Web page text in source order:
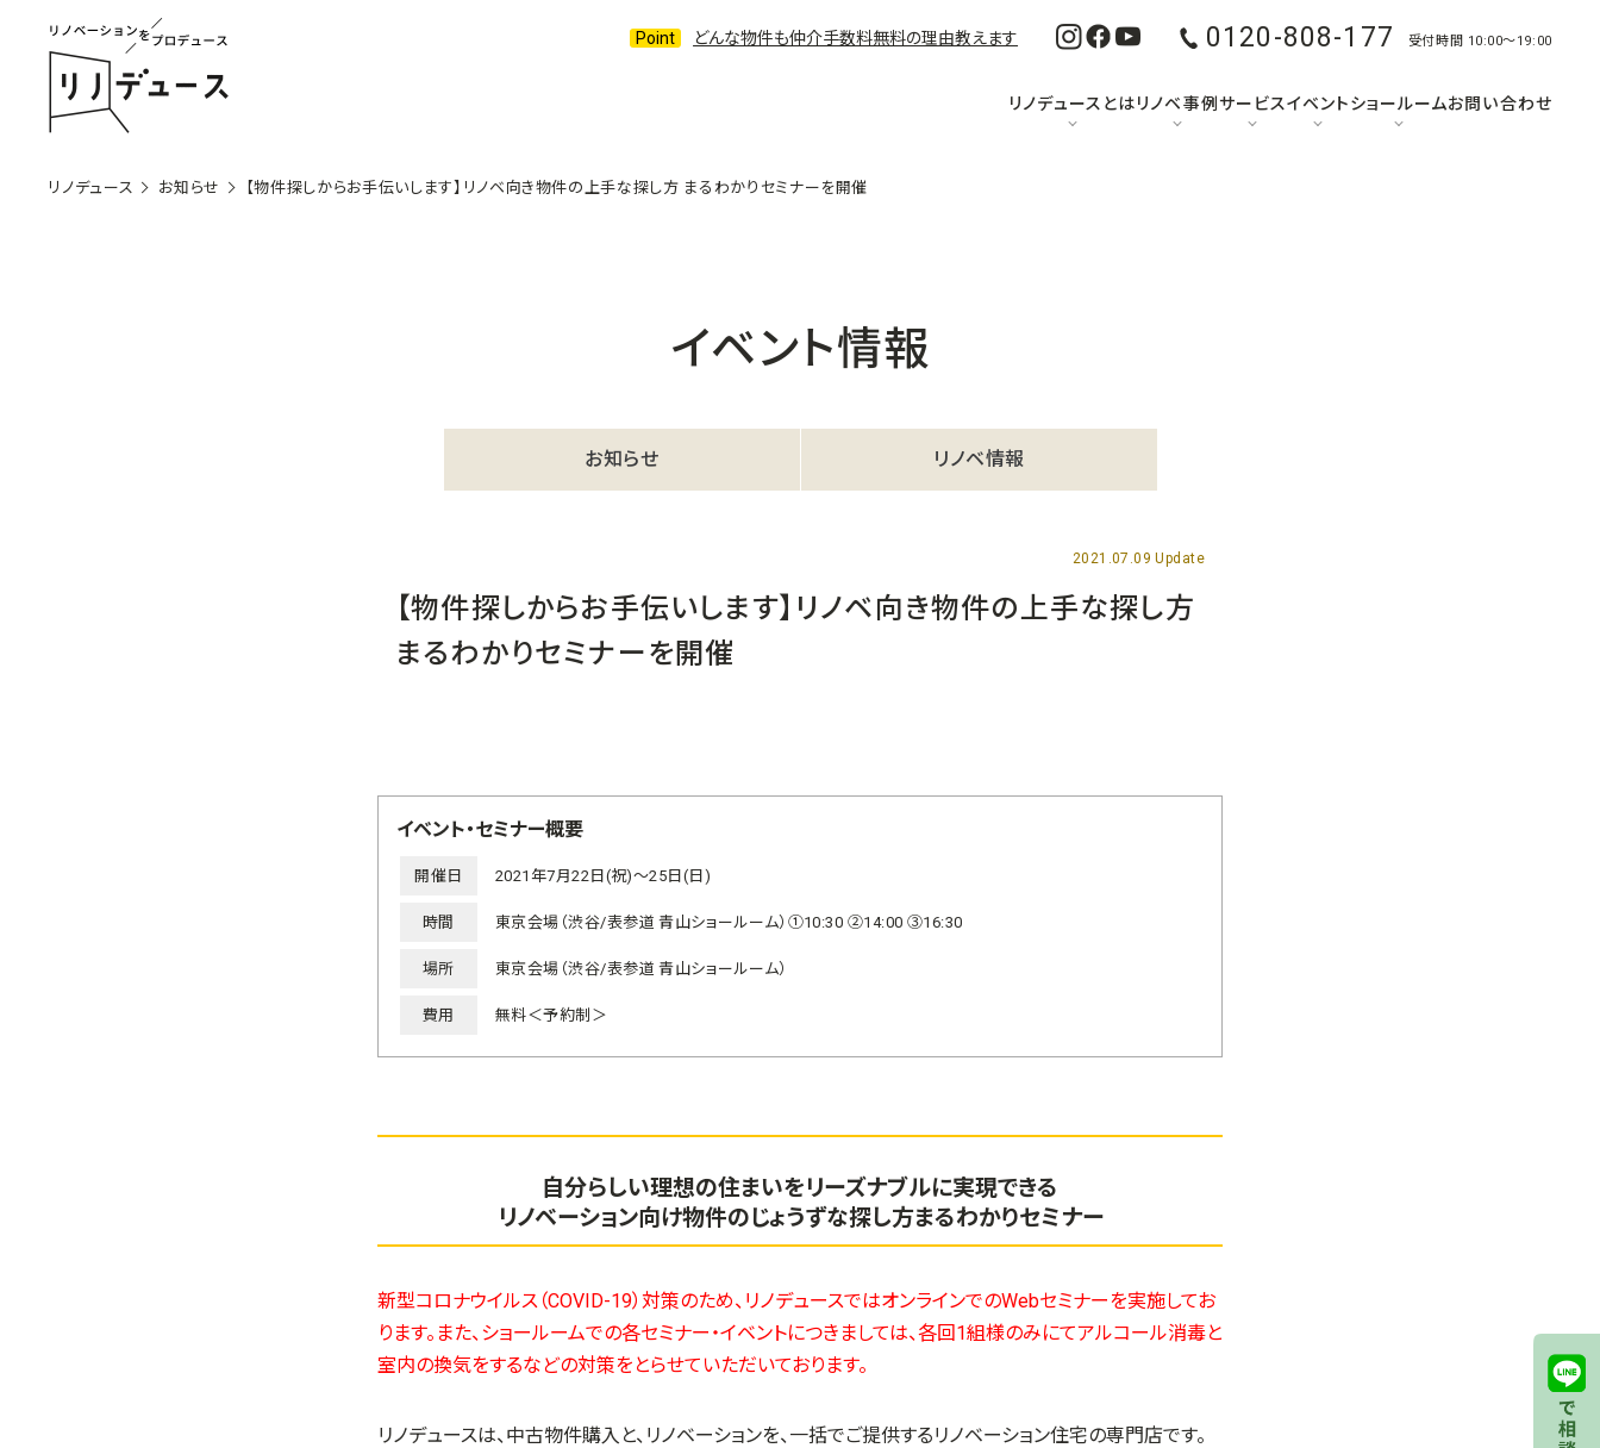
どんな物件も仲介手数料無料の理由教えます 0120-808-177 受付時間 10:00〜19:00
リノデュースとはリノベ事例サービスイベントショールームお問い合わせ
リノデュース お知らせ 【物件探しからお手伝いします】リノベ向き物件の上手な探し方 まるわかりセミナーを開催
イベント情報
お知らせ リノベ情報
2021.07.09 Update
【物件探しからお手伝いします】リノベ向き物件の上手な探し方
まるわかりセミナーを開催
イベント・セミナー概要
開催日 2021年7月22日(祝)～25日(日)
時間 東京会場（渋谷/表参道 青山ショールーム）①10:30 ②14:00 ③16:30
場所 東京会場（渋谷/表参道 青山ショールーム）
費用 無料＜予約制＞
自分らしい理想の住まいをリーズナブルに実現できる
リノベーション向け物件のじょうずな探し方まるわかりセミナー
新型コロナウイルス（COVID-19）対策のため、リノデュースではオンラインでのWebセミナーを実施してお
ります。また、ショールームでの各セミナー・イベントにつきましては、各回1組様のみにてアルコール消毒と
室内の換気をするなどの対策をとらせていただいております。
リノデュースは、中古物件購入と、リノベーションを、一括でご提供するリノベーション住宅の専門店です。